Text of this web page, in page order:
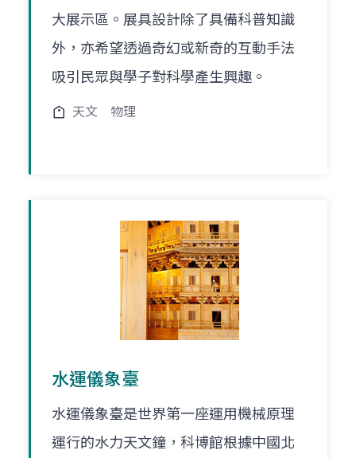
大展示區。展具設計除了具備科普知識
外，亦希望透過奇幻或新奇的互動手法
吸引民眾與學子對科學產生興趣。
天文 物理
水運儀象臺
水運儀象臺是世界第一座運用機械原理
運行的水力天文鐘，科博館根據中國北